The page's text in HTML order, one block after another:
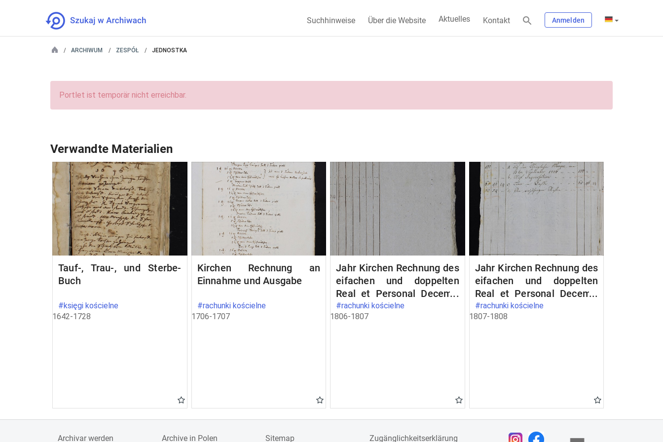
Suchhinweise Über die Website Aktuelles Kontakt Anmelden
ARCHIWUM ZESPÓŁ JEDNOSTKA
Portlet ist temporär nicht erreichbar.
Verwandte Materialien
Tauf-, Trau-, und Sterbe-
Buch
#księgi kościelne
1642-1728
Kirchen Rechnung an
Einnahme und Ausgabe
#rachunki kościelne
1706-1707
Jahr Kirchen Rechnung des
eifachen und doppelten
Real et Personal Decems,
wie auch aller Einnahme
und Ausgabe, nebst Bau-
#rachunki kościelne
1806-1807
Jahr Kirchen Rechnung des
eifachen und doppelten
Real et Personal Decems,
wie auch aller Einnahme
und Ausgabe, nebst Bau-
#rachunki kościelne
1807-1808
Archivar werden Archive in Polen Sitemap Zugänglichkeitserklärung